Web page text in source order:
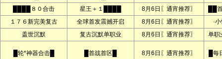
████８０合击
星王＋１████ 8月6日〖通宵推荐〗
██
１７６新完美复古
全球首发震撼开启 8月6日〖通宵推荐〗
·
盖世沉默
复古沉默单职业 8月6日〖通宵推荐〗 单职
█轮*神器合击█ █首战首区█ 8月6日〖通宵推荐〗 █每